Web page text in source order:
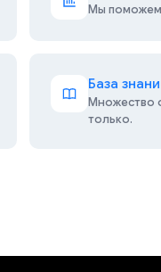
Мы поможем
База
Множество
только.